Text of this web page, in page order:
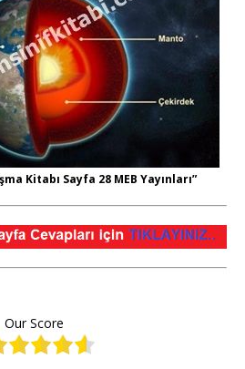
Kitabı Sayfa 28 MEB Yayınları”
Our Score